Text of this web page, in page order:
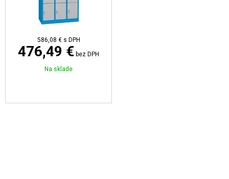
586,08 € s DPH
476,49 € bez DPH
Na sklade